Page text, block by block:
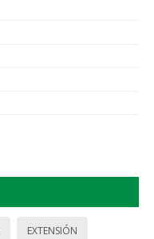
EXTENSIÓN